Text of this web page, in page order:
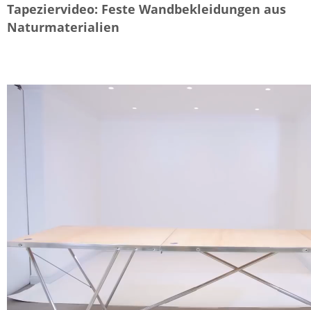
Tapeziervideo: Feste Wandbekleidungen aus
Naturmaterialien